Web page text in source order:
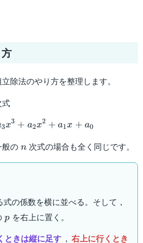
除法のやり方を整理します。
式
3x3 + a2x2 + a1x + a0
の n
n次式の場合も全く同じです。
の係数を横に並べる。そして，
p
p を右上に置く。
ときは縦に足す ， 右上に行くとき